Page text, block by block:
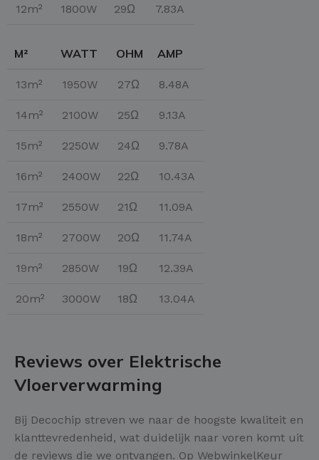
12m² 1800W 29Ω 7.83A
M² WATT OHM AMP
13m² 1950W 27Ω 8.48A
14m² 2100W 25Ω 9.13A
15m² 2250W 24Ω 9.78A
16m² 2400W 22Ω 10.43A
17m² 2550W 21Ω 11.09A
18m² 2700W 20Ω 11.74A
19m² 2850W 19Ω 12.39A
20m² 3000W 18Ω 13.04A
Reviews over Elektrische
Vloerverwarming
Bij Decochip streven we naar de hoogste kwaliteit en
klanttevredenheid, wat duidelijk naar voren komt uit
de reviews die we ontvangen. Op WebwinkelKeur